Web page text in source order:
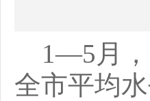
1—5月，
全市平均